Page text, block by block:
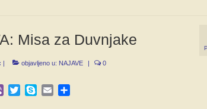
Misa za Duvnjake
| objavljeno u: NAJAVE | 0
Viber TwitterSkypeEmail